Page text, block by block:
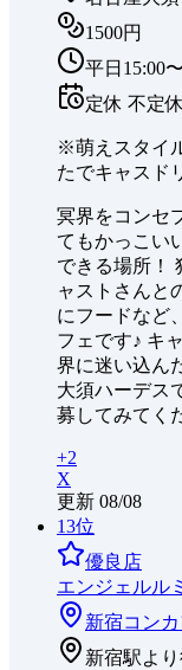
1500円
平日15:00
定休 不定休
※萌えスタイ
たでキャスド
冥界をコンセ
てもかっこい
できる場所！
ャストさんと
にフードなど
フェです♪ キ
界に迷い込ん
大須ハーデス
募してみてく
+2
X
更新 08/08
13位
優良店
エンジェルル
新宿コン
新宿駅よ